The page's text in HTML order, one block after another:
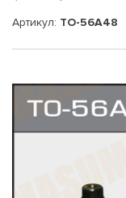
Артикул: TO-56A48